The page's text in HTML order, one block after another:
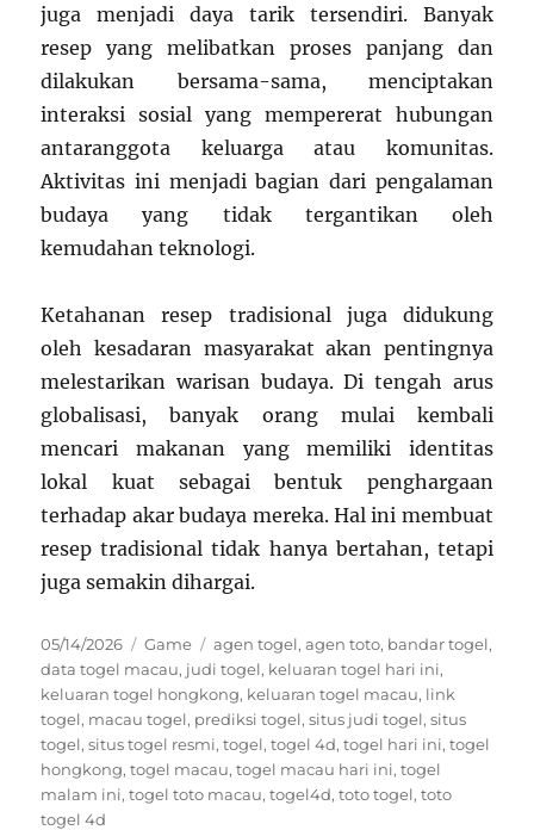
juga menjadi daya tarik tersendiri. Banyak
resep yang melibatkan proses panjang dan
dilakukan bersama-sama, menciptakan
interaksi sosial yang mempererat hubungan
antaranggota keluarga atau komunitas.
Aktivitas ini menjadi bagian dari pengalaman
budaya yang tidak tergantikan oleh
kemudahan teknologi.
Ketahanan resep tradisional juga didukung
oleh kesadaran masyarakat akan pentingnya
melestarikan warisan budaya. Di tengah arus
globalisasi, banyak orang mulai kembali
mencari makanan yang memiliki identitas
lokal kuat sebagai bentuk penghargaan
terhadap akar budaya mereka. Hal ini membuat
resep tradisional tidak hanya bertahan, tetapi
juga semakin dihargai.
Posted
on
05/14/2026 Categories
Game Tags
agen togel,agen toto, bandar togel,
data togel macau, judi togel, keluaran togel hari ini,
keluaran togel hongkong, keluaran togel macau, link
togel, macau togel, prediksi togel,situs judi togel,situs
togel,situs togel resmi,togel,togel 4d,togel hari ini,togel
hongkong,togel macau,togel macau hari ini,togel
malam ini,togel toto macau,togel4d,toto togel,toto
togel 4d